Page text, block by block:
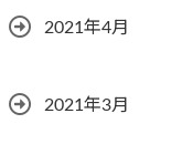
2021年4月
2021年3月